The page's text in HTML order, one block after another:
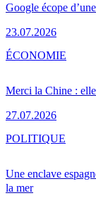
Google écope
23.07.2026
Merci la Chine :
27.07.2026
ÉCONOMIE
Une enclave
la mer
POLITIQUE